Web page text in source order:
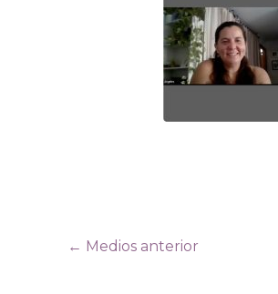
← Medios anterior